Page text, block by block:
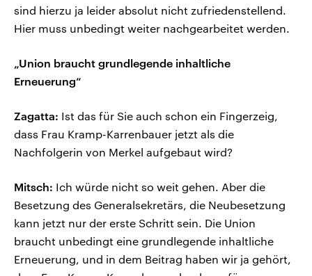
sind hierzu ja leider absolut nicht zufriedenstellend.
Hier muss unbedingt weiter nachgearbeitet werden.
„Union braucht grundlegende inhaltliche
Erneuerung“
Zagatta: Ist das für Sie auch schon ein Fingerzeig,
dass Frau Kramp-Karrenbauer jetzt als die
Nachfolgerin von Merkel aufgebaut wird?
Mitsch: Ich würde nicht so weit gehen. Aber die
Besetzung des Generalsekretärs, die Neubesetzung
kann jetzt nur der erste Schritt sein. Die Union
braucht unbedingt eine grundlegende inhaltliche
Erneuerung, und in dem Beitrag haben wir ja gehört,